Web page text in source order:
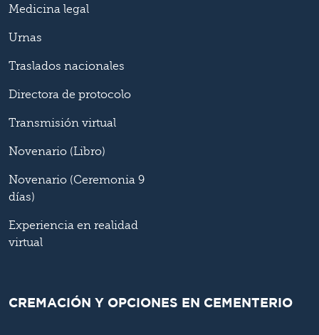
Medicina legal
Urnas
Traslados nacionales
Directora de protocolo
Transmisión virtual
Novenario (Libro)
Novenario (Ceremonia 9
días)
Experiencia en realidad
virtual
CREMACIÓN Y OPCIONES EN CEMENTERIO